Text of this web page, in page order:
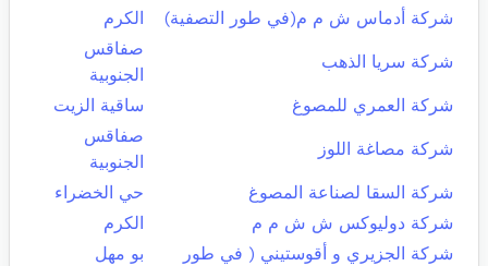
شركة أدماس ش م م(في طور التصفية)
الكرم
شركة سريا الذهب
صفاقس
الجنوبية
شركة العمري للمصوغ
ساقية الزيت
شركة مصاغة اللوز
صفاقس
الجنوبية
شركة السقا لصناعة المصوغ
حي الخضراء
شركة دوليوكس ش ش م م
الكرم
شركة الجزيري و أقوستيني ( في طور
بو مهل